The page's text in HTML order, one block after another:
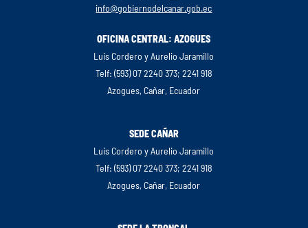
info@gobiernodelcanar.gob.ec
OFICINA CENTRAL: AZOGUES
Luis Cordero y Aurelio Jaramillo
Telf: (593) 07 2240 373; 2241 918
Azogues, Cañar, Ecuador
SEDE CAÑAR
Luis Cordero y Aurelio Jaramillo
Telf: (593) 07 2240 373; 2241 918
Azogues, Cañar, Ecuador